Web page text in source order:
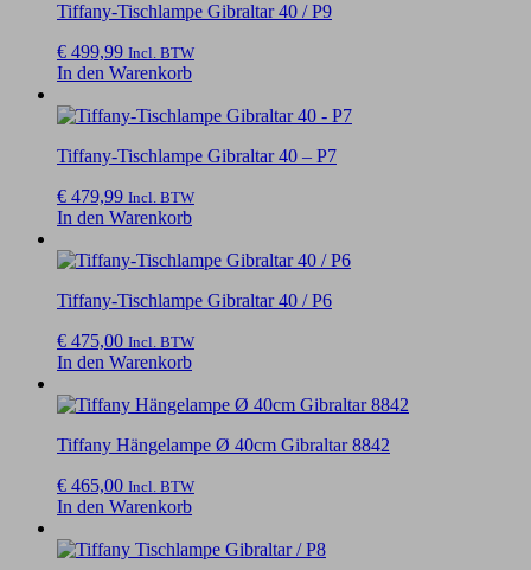
Tiffany-Tischlampe Gibraltar 40 / P9
€ 499,99 Incl. BTW
In den Warenkorb
Tiffany-Tischlampe Gibraltar 40 – P7
€ 479,99 Incl. BTW
In den Warenkorb
Tiffany-Tischlampe Gibraltar 40 / P6
€ 475,00 Incl. BTW
In den Warenkorb
Tiffany Hängelampe Ø 40cm Gibraltar 8842
€ 465,00 Incl. BTW
In den Warenkorb